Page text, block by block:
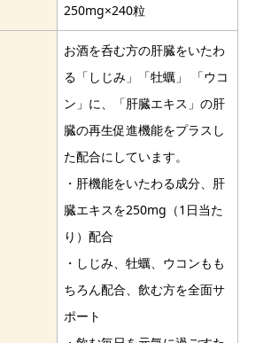
250mg×240粒
お酒を呑む方の肝臓をいたわ
る「しじみ」「牡蠣」 「ウコ
ン」に、「肝臓エキス」の肝
臓の再生促進機能をプラスし
た配合にしています。
・肝機能をいたわる成分、肝
臓エキスを250mg（1日当た
り）配合
・しじみ、牡蠣、ウコンもも
ちろん配合、飲む方を全面サ
ポート